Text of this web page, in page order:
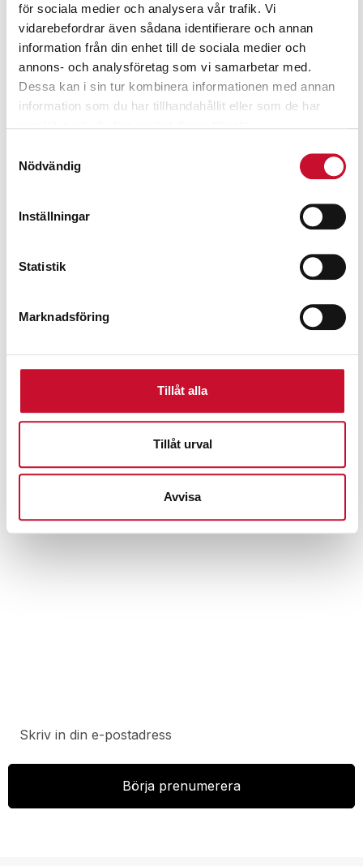
för sociala medier och analysera vår trafik. Vi
vidarebefordrar även sådana identifierare och annan
information från din enhet till de sociala medier och
annons- och analysföretag som vi samarbetar med.
Dessa kan i sin tur kombinera informationen med annan
information som du har tillhandahållit eller som de har
Nödvändig
Inställningar
Statistik
Marknadsföring
Tillåt alla
Tillåt urval
Avvisa
Relaterade produkter
Oljetratt i polyetylen
125.00